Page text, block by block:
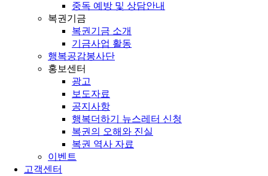
중독 예방 및 상담안내
복권기금
복권기금 소개
기금사업 활동
행복공감봉사단
홍보센터
광고
보도자료
공지사항
행복더하기 뉴스레터 신청
복권의 오해와 진실
복권 역사 자료
이벤트
고객센터